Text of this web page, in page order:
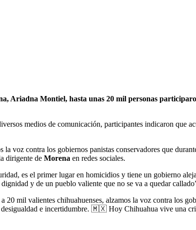
Ariadna Montiel, hasta unas 20 mil personas
medios de comunicación, participantes indicaron que
la voz contra los gobiernos panistas conservadores que
dirigente de Morena en redes sociales.
es el primer lugar en homicidios y tiene un gobierno
y de un pueblo valiente que no se va a quedar
20 mil valientes chihuahuenses, alzamos la voz contra los
e incertidumbre. 🇲🇽 Hoy Chihuahua vive una